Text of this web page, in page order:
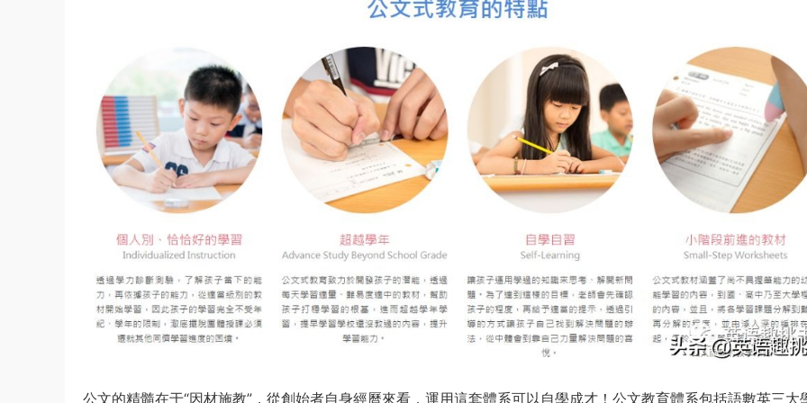
公文的精髓在于“因材施教”，從創始者自身經曆來看，運用這套體系可以自學成才！公文教育體系包括語數英三大